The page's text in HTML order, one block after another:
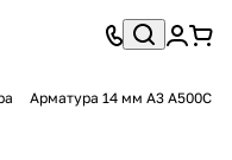
Арматура 14 мм А3 А500С